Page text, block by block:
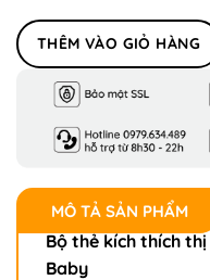
THÊM VÀO GIỎ HÀNG
MÔ TẢ SẢN PHẨM
Bộ thẻ kích thích
Baby